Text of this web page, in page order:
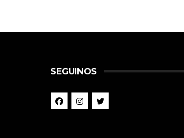
SEGUINOS